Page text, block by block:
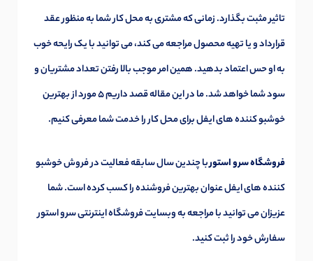
تاثیر مثبت بگذارد. زمانی که مشتری به محل کار شما به منظور عقد
قرارداد و یا تهیه محصول مراجعه می کند، می توانید با یک رایحه خوب
به او حس اعتماد بدهید. همین امر موجب بالا رفتن تعداد مشتریان و
سود شما خواهد شد. ما در این مقاله قصد داریم 5 مورد از بهترین
خوشبو کننده های ایفل برای محل کار را خدمت شما معرفی کنیم.
فروشگاه سرو استوربا چندین سال سابقه فعالیت در فروش خوشبو
کننده های ایفل عنوان بهترین فروشنده را کسب کرده است. شما
عزیزان می توانید با مراجعه به وبسایت فروشگاه اینترنتی سرو استور
سفارش خود را ثبت کنید.